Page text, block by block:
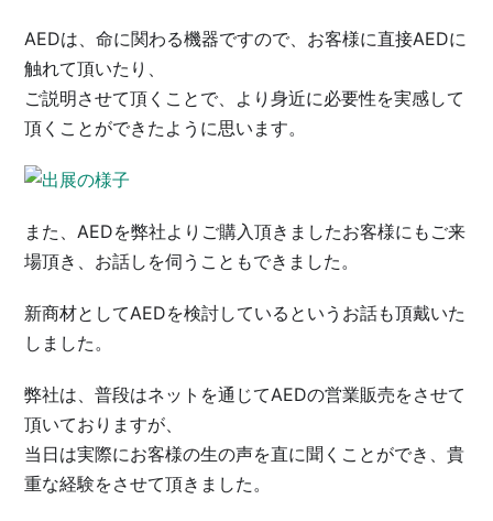
AEDは、命に関わる機器ですので、お客様に直接AEDに
触れて頂いたり、
ご説明させて頂くことで、より身近に必要性を実感して
頂くことができたように思います。
また、AEDを弊社よりご購入頂きましたお客様にもご来
場頂き、お話しを伺うこともできました。
新商材としてAEDを検討しているというお話も頂戴いた
しました。
弊社は、普段はネットを通じてAEDの営業販売をさせて
頂いておりますが、
当日は実際にお客様の生の声を直に聞くことができ、貴
重な経験をさせて頂きました。